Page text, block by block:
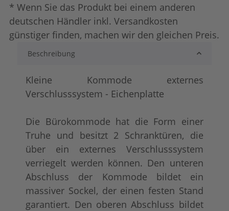
lackiert
+ 139,00 € shabby chic /
tief gebürstet
+ 291,00 € Konfigurator
+ 192,00 €
* Wenn Sie das Produkt bei einem anderen
deutschen Händler inkl. Versandkosten
günstiger finden, machen wir den gleichen Preis.
Beschreibung
Kleine Kommode externes
Verschlusssystem - Eichenplatte
Die Bürokommode hat die Form einer
Truhe und besitzt 2 Schranktüren, die
über ein externes Verschlusssystem
verriegelt werden können. Den unteren
Abschluss der Kommode bildet ein
massiver Sockel, der einen festen Stand
garantiert. Den oberen Abschluss bildet